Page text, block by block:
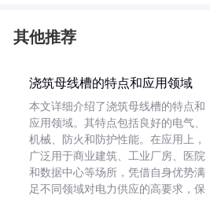
其他推荐
浇筑母线槽的特点和应用领域
本文详细介绍了浇筑母线槽的特点和
应用领域。其特点包括良好的电气、
机械、防火和防护性能。在应用上，
广泛用于商业建筑、工业厂房、医院
和数据中心等场所，凭借自身优势满
足不同领域对电力供应的高要求，保